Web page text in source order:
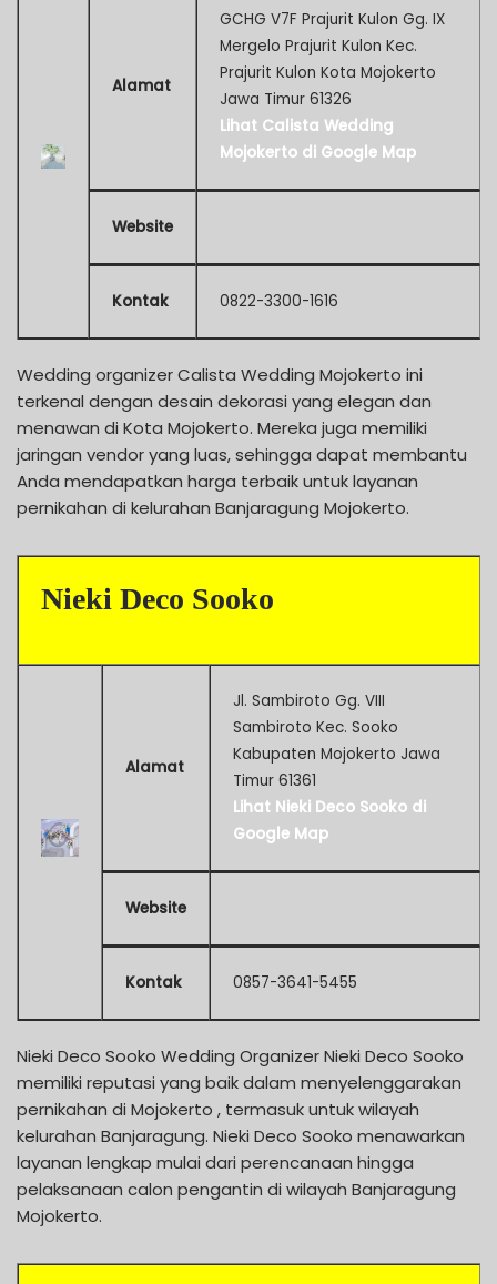
Alamat
GCHG V7F Prajurit Kulon Gg. IX
Mergelo Prajurit Kulon Kec.
Prajurit Kulon Kota Mojokerto
Jawa Timur 61326
Lihat Calista Wedding
Mojokerto di Google Map
Website
Kontak 0822-3300-1616
Wedding organizer Calista Wedding Mojokerto ini
terkenal dengan desain dekorasi yang elegan dan
menawan di Kota Mojokerto. Mereka juga memiliki
jaringan vendor yang luas, sehingga dapat membantu
Anda mendapatkan harga terbaik untuk layanan
pernikahan di kelurahan Banjaragung Mojokerto.
Nieki Deco Sooko
Alamat
Jl. Sambiroto Gg. VIII
Sambiroto Kec. Sooko
Kabupaten Mojokerto Jawa
Timur 61361
Lihat Nieki Deco Sooko di
Google Map
Website
Kontak 0857-3641-5455
Nieki Deco Sooko Wedding Organizer Nieki Deco Sooko
memiliki reputasi yang baik dalam menyelenggarakan
pernikahan di Mojokerto , termasuk untuk wilayah
kelurahan Banjaragung. Nieki Deco Sooko menawarkan
layanan lengkap mulai dari perencanaan hingga
pelaksanaan calon pengantin di wilayah Banjaragung
Mojokerto.